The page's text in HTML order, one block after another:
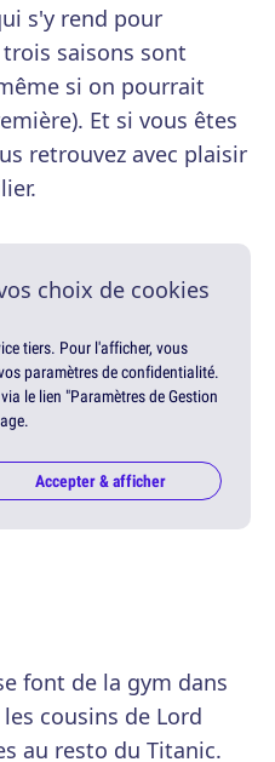
s'y rend pour
saisons sont
si on pourrait
Et si vous êtes
retrouvez avec plaisir
choix de cookies
tiers. Pour l'afficher, vous
paramètres de confidentialité.
le lien "Paramètres de Gestion
Accepter & afficher
font de la gym dans
cousins de Lord
au resto du Titanic.